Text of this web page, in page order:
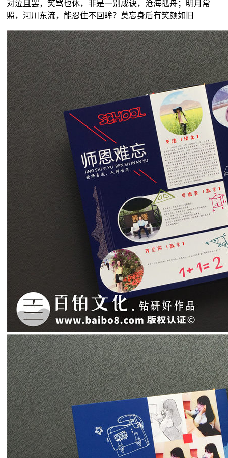
对泣且罢，笑骂也休，非是一别成诀，沧海孤舟；明月常
照，河川东流，能忍住不回眸？莫忘身后有笑颜如旧